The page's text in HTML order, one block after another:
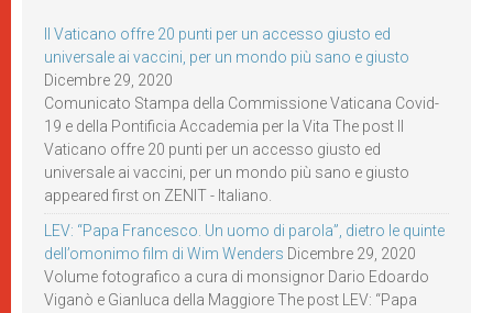
Il Vaticano offre 20 punti per un accesso giusto ed
universale ai vaccini, per un mondo più sano e giusto
Dicembre 29, 2020
Comunicato Stampa della Commissione Vaticana Covid-
19 e della Pontificia Accademia per la Vita The post Il
Vaticano offre 20 punti per un accesso giusto ed
universale ai vaccini, per un mondo più sano e giusto
appeared first on ZENIT - Italiano.
LEV: “Papa Francesco. Un uomo di parola”, dietro le quinte
dell’omonimo film di Wim Wenders Dicembre 29, 2020
Volume fotografico a cura di monsignor Dario Edoardo
Viganò e Gianluca della Maggiore The post LEV: “Papa